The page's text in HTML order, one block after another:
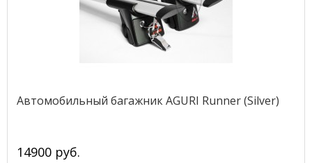
Автомобильный багажник AGURI Runner (Silver)
14900 руб.